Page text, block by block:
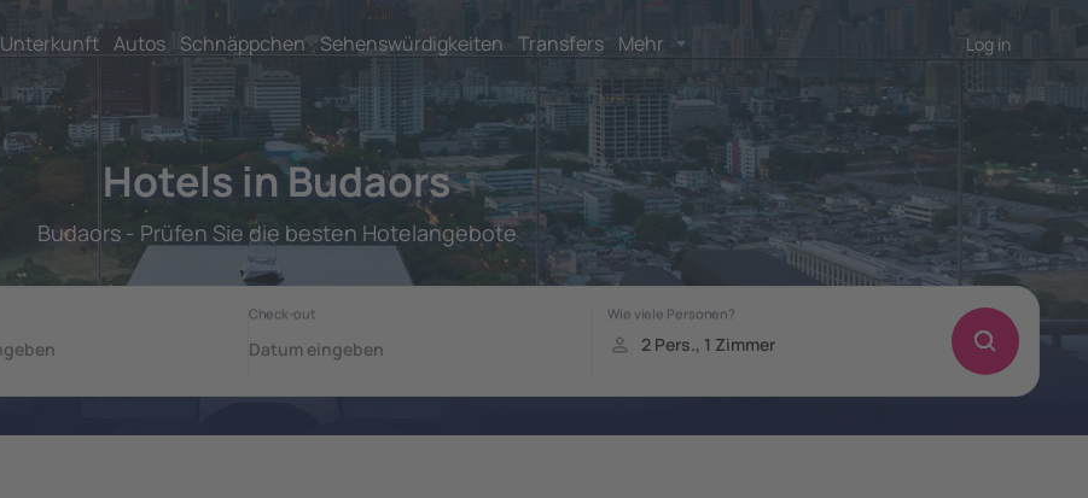
Unterkunft Autos Schnäppchen Sehenswürdigkeiten Transfers Mehr Log in
Hotels in Budaors
Budaors - Prüfen Sie die besten Hotelangebote